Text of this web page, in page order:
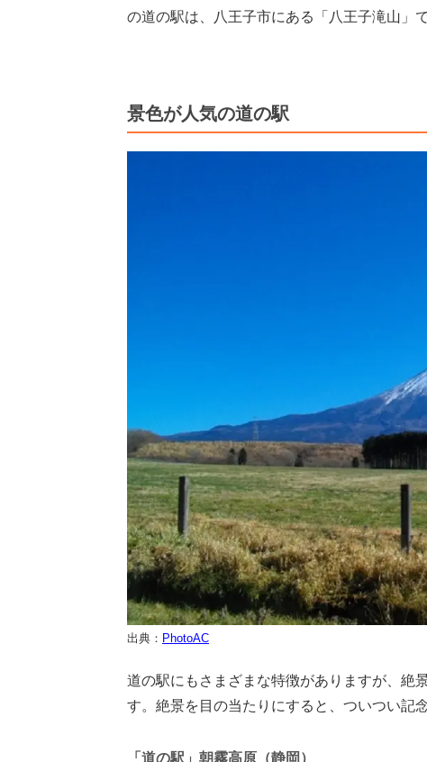
の道の駅は、八王子市にある「八王子滝山」で
景色が人気の道の駅
出典： PhotoAC
道の駅にもさまざまな特徴がありますが、絶
す。絶景を目の当たりにすると、ついつい記
「道の駅」朝霧高原（静岡）